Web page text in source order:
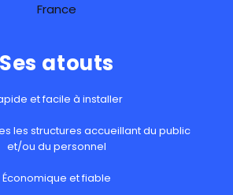
Ses atouts
et facile à installer
les structures accueillant du public
et/ou du personnel
Économique et fiable